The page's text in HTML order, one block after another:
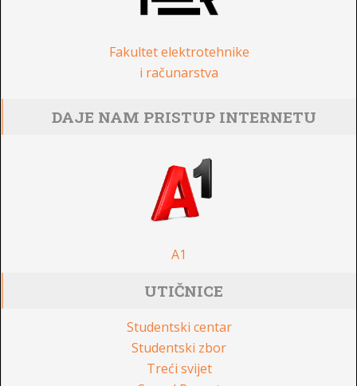
Fakultet elektrotehnike
i računarstva
DAJE NAM PRISTUP INTERNETU
A1
UTIČNICE
Studentski centar
Studentski zbor
Treći svijet